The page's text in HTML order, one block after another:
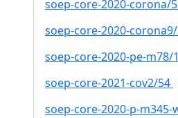
soep-core-2020-corona/
soep-core-2020-
soep-core-2020-pe-m78/1
soep-core-2021-cov2/54
soep-core-2020-p-